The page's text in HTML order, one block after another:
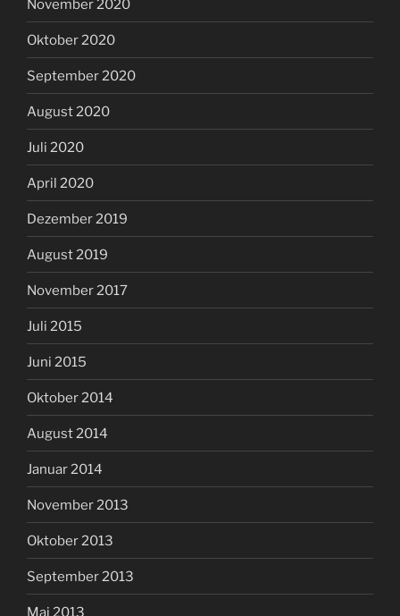
November 2020
Oktober 2020
September 2020
August 2020
Juli 2020
April 2020
Dezember 2019
August 2019
November 2017
Juli 2015
Juni 2015
Oktober 2014
August 2014
Januar 2014
November 2013
Oktober 2013
September 2013
Mai 2013